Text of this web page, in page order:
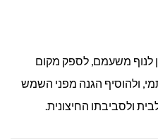
לנוף משעמם, לספק מקום
ולהוסיף הגנה מפני השמש
ולסביבתו החיצונית.